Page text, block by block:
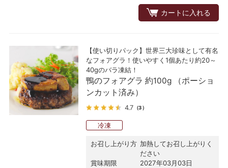
カートに入れる
【使い切りパック】世界三大珍味として有名
なフォアグラ！使いやすく1個あたり約20～
40gのバラ凍結！
鴨のフォアグラ 約100g （ポーショ
ンカット済み）
4.7 （3）
冷凍
お召し上がり方 加熱してお召し上がりく
ださい
賞味期限
2027年03月03日